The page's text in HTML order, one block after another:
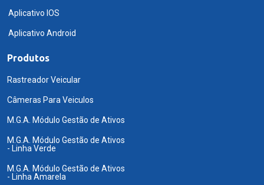
Aplicativo IOS
Aplicativo Android
Produtos
Rastreador Veicular
Câmeras Para Veiculos
M.G.A. Módulo Gestão de Ativos
M.G.A. Módulo Gestão de Ativos
- Linha Verde
M.G.A. Módulo Gestão de Ativos
- Linha Amarela